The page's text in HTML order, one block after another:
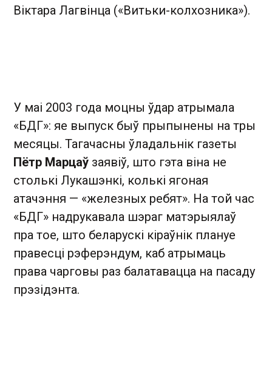
Віктара Лагвінца («Витьки-колхозника»).
У маі 2003 года моцны ўдар атрымала
«БДГ»: яе выпуск быў прыпынены на тры
месяцы. Тагачасны ўладальнік газеты
Пётр Марцаў заявіў, што гэта віна не
столькі Лукашэнкі, колькі ягоная
атачэння — «железных ребят». На той час
«БДГ» надрукавала шэраг матэрыялаў
пра тое, што беларускі кіраўнік плануе
правесці рэферэндум, каб атрымаць
права чарговы раз балатавацца на пасаду
прэзідэнта.